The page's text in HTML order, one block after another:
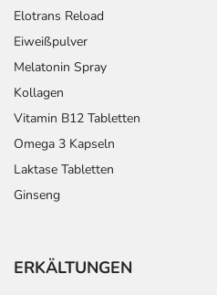
Elotrans Reload
Eiweißpulver
Melatonin Spray
Kollagen
Vitamin B12 Tabletten
Omega 3 Kapseln
Laktase Tabletten
Ginseng
ERKÄLTUNGEN